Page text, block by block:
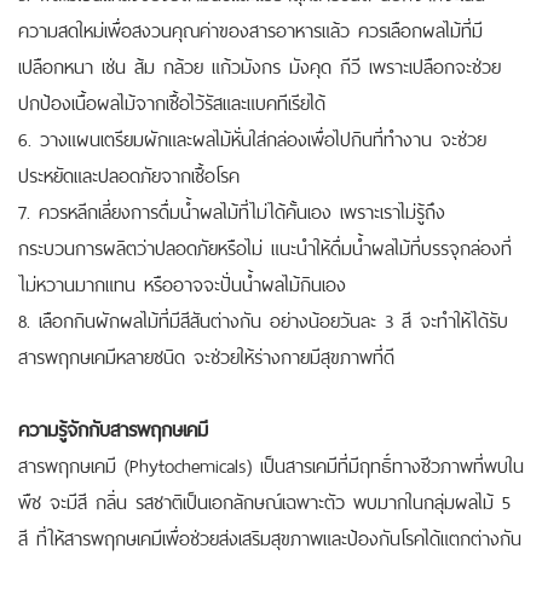
ความสดใหม่เพื่อสงวนคุณค่าของสารอาหารแล้ว ควรเลือกผลไม้ที่มี
เปลือกหนา เช่น ส้ม กล้วย แก้วมังกร มังคุด กีวี เพราะเปลือกจะช่วย
ปกป้องเนื้อผลไม้จากเชื้อไว้รัสและแบคทีเรียได้
6. วางแผนเตรียมผักและผลไม้หั่นใส่กล่องเพื่อไปกินที่ทำงาน จะช่วย
ประหยัดและปลอดภัยจากเชื้อโรค
7. ควรหลีกเลี่ยงการดื่มน้ำผลไม้ที่ไม่ได้คั้นเอง เพราะเราไม่รู้ถึง
กระบวนการผลิตว่าปลอดภัยหรือไม่ แนะนำให้ดื่มน้ำผลไม้ที่บรรจุกล่องที่
ไม่หวานมากแทน หรืออาจจะปั่นน้ำผลไม้กินเอง
8. เลือกกินผักผลไม้ที่มีสีสันต่างกัน อย่างน้อยวันละ 3 สี จะทำให้ได้รับ
สารพฤกษเคมีหลายชนิด จะช่วยให้ร่างกายมีสุขภาพที่ดี
ความรู้จักกับสารพฤกษเคมี
สารพฤกษเคมี (Phytochemicals) เป็นสารเคมีที่มีฤทธิ์ทางชีวภาพที่พบใน
พืช จะมีสี กลิ่น รสชาติเป็นเอกลักษณ์เฉพาะตัว พบมากในกลุ่มผลไม้ 5
สี ที่ให้สารพฤกษเคมีเพื่อช่วยส่งเสริมสุขภาพและป้องกันโรคได้แตกต่างกัน